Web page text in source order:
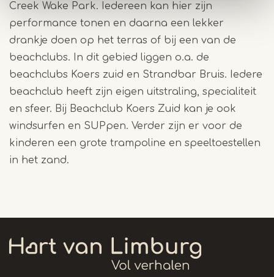
Creek Wake Park. Iedereen kan hier zijn
performance tonen en daarna een lekker
drankje doen op het terras of bij een van de
beachclubs. In dit gebied liggen o.a. de
beachclubs Koers zuid en Strandbar Bruis. Iedere
beachclub heeft zijn eigen uitstraling, specialiteit
en sfeer. Bij Beachclub Koers Zuid kan je ook
windsurfen en SUPpen. Verder zijn er voor de
kinderen een grote trampoline en speeltoestellen
in het zand.